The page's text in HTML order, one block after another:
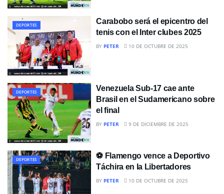
DEPORTES
Carabobo será el epicentro del
tenis con el Inter clubes 2025
BY PETER 10 DE OCTUBRE DE 2025
DEPORTES
Venezuela Sub-17 cae ante
Brasil en el Sudamericano sobre
el final
BY PETER 9 DE DICIEMBRE DE 2025
DEPORTES
⚽ Flamengo vence a Deportivo
Táchira en la Libertadores
BY PETER 10 DE OCTUBRE DE 2025